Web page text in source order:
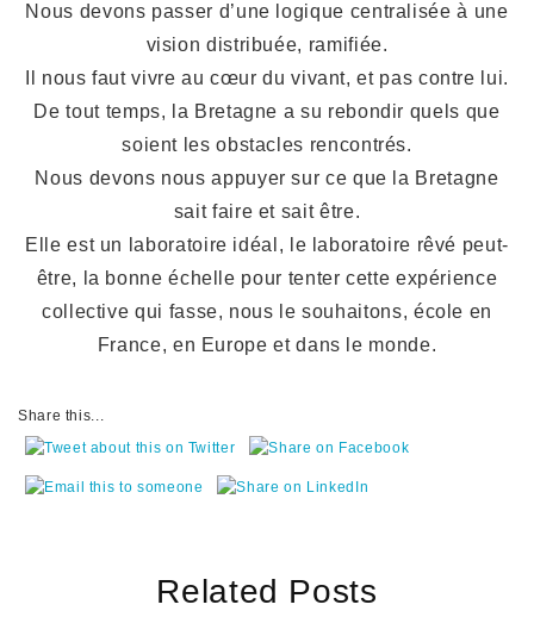
Nous devons passer d’une logique centralisée à une
vision distribuée, ramifiée.
Il nous faut vivre au cœur du vivant, et pas contre lui.
De tout temps, la Bretagne a su rebondir quels que
soient les obstacles rencontrés.
Nous devons nous appuyer sur ce que la Bretagne
sait faire et sait être.
Elle est un laboratoire idéal, le laboratoire rêvé peut-
être, la bonne échelle pour tenter cette expérience
collective qui fasse, nous le souhaitons, école en
France, en Europe et dans le monde.
Share this...
Related Posts